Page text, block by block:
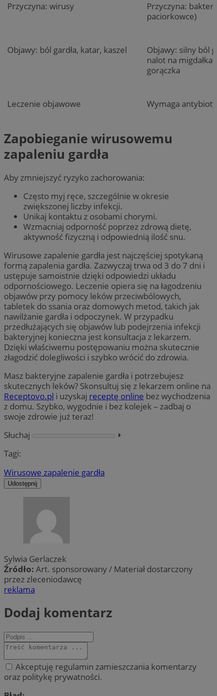
Przyczyna: wirusy
Przyczyna:
paciorkowce)
Objawy: ból gardła, katar, kaszel
Objawy: silny ból
nalot na
gorączka
Leczenie objawowe Wymaga
Zapobieganie wirusowemu
zapaleniu gardła
Aby zmniejszyć ryzyko zachorowania:
Często myj ręce, szczególnie w okresie
zwiększonej liczby infekcji.
Unikaj kontaktu z osobami chorymi.
Wzmacniaj odporność poprzez zdrową dietę,
aktywność fizyczną i odpowiednią ilość snu.
Wirusowe zapalenie gardła jest najczęściej spotykaną
formą zapalenia gardła. Zazwyczaj trwa od 3 do 7 dni i
ustępuje samoistnie dzięki odpowiedzi układu
odpornościowego. Leczenie opiera się na łagodzeniu
objawów przy pomocy leków przeciwbólowych,
tabletek do ssania oraz domowych metod, takich jak
nawilżanie gardła i odpoczynek. W przypadku
przedłużających się objawów lub podejrzenia infekcji
bakteryjnej konieczna jest konsultacja z lekarzem.
Dzięki właściwemu postępowaniu można skutecznie
złagodzić dolegliwości i szybko wrócić do zdrowia.
Masz bakteryjne zapalenie gardła i potrzebujesz
skutecznych leków? Skonsultuj się z lekarzem online na
Receptovo.pl i uzyskaj receptę online bez wychodzenia
z domu. Szybko, wygodnie i bez kolejek – zadbaj o
swoje zdrowie już teraz!
Słuchaj
⏵︎
Tagi:
Wirusowe zapalenie gardła
Udostępnij
Sylwia Gerlaczek
Źródło: Art. sponsorowany / Materiał dostarczony
przez zleceniodawcę
reklama
Dodaj komentarz
Akceptuję regulamin zamieszczania komentarzy
oraz politykę prywatności.